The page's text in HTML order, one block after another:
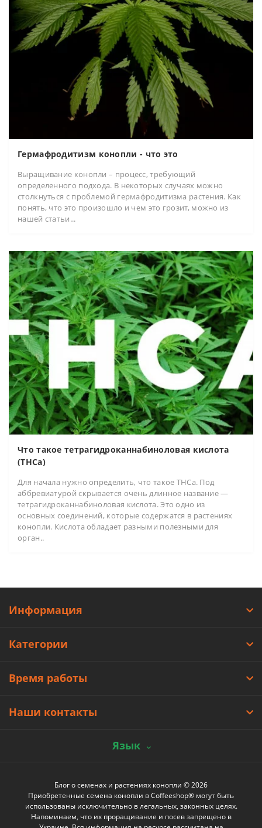
Гермафродитизм конопли - что это
Выращивание конопли – процесс, требующий
определенного подхода. В некоторых случаях можно
столкнуться с проблемой гермафродитизма растения. Как
понять, что это произошло и чем это грозит, можно из
нашей статьи...
Что такое тетрагидроканнабиноловая кислота
(ТНСa)
Для начала нужно определить, что такое ТНСа. Под
аббревиатурой скрывается очень длинное название ―
тетрагидроканнабиноловая кислота. Это одно из
основных соединений, которые содержатся в растениях
конопли. Кислота обладает разными полезными для
орган..
Информация
Категории
Время работы
Наши контакты
Язык
Блог о семенах и растениях конопли © 2026
Приобретенные семена конопли в Coffeeshop® могут быть
использованы исключительно в легальных, законных целях.
Напоминаем, что их проращивание и посев запрещено в